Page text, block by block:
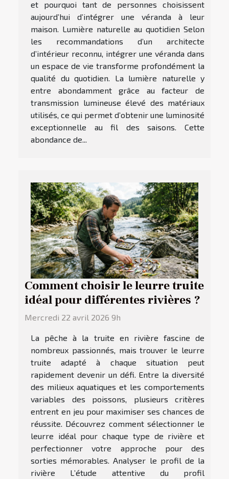
et pourquoi tant de personnes choisissent
aujourd’hui d’intégrer une véranda à leur
maison. Lumière naturelle au quotidien Selon
les recommandations d’un architecte
d’intérieur reconnu, intégrer une véranda dans
un espace de vie transforme profondément la
qualité du quotidien. La lumière naturelle y
entre abondamment grâce au facteur de
transmission lumineuse élevé des matériaux
utilisés, ce qui permet d’obtenir une luminosité
exceptionnelle au fil des saisons. Cette
abondance de...
Comment choisir le leurre truite
idéal pour différentes rivières ?
Mercredi 22 avril 2026 9h
La pêche à la truite en rivière fascine de
nombreux passionnés, mais trouver le leurre
truite adapté à chaque situation peut
rapidement devenir un défi. Entre la diversité
des milieux aquatiques et les comportements
variables des poissons, plusieurs critères
entrent en jeu pour maximiser ses chances de
réussite. Découvrez comment sélectionner le
leurre idéal pour chaque type de rivière et
perfectionner votre approche pour des
sorties mémorables. Analyser le profil de la
rivière L’étude attentive du profil